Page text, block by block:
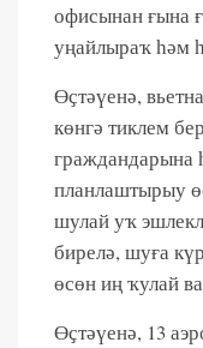
офисынан ғына
уңайлыраҡ һәм
Өҫтәүенә,
көнгә тиклем
граждандарына
планлаштырыу
шулай уҡ
бирелә, шуға
өсөн иң ҡулай
Өҫтәүенә, 13